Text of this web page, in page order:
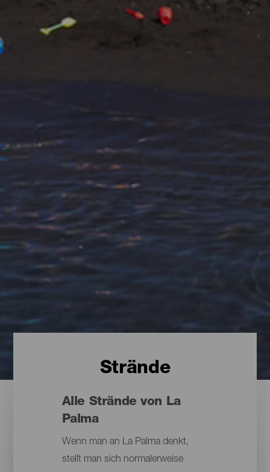
Strände
Alle Strände von La
Palma
Wenn man an La Palma denkt,
stellt man sich normalerweise